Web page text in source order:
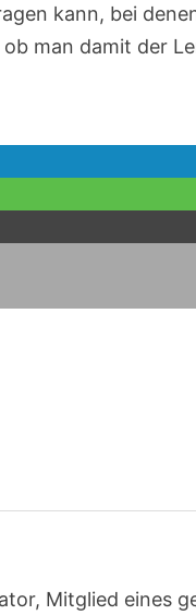
kann, bei
man damit der
Mitglied eines